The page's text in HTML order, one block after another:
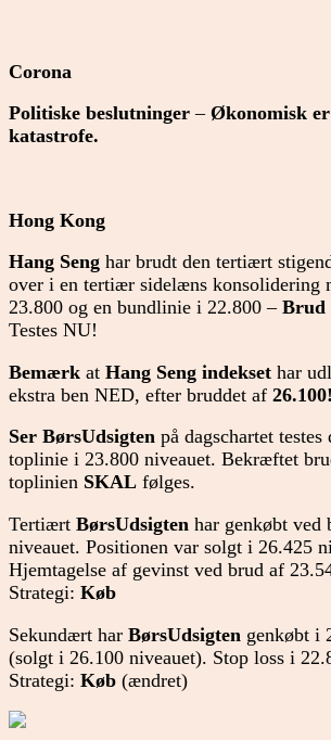
Corona
Politiske beslutninger – Økonomisk
katastrofe.
Hong Kong
Hang Seng har brudt den tertiært
over i en tertiær sidelæns konsolidering
23.800 og en bundlinie i 22.800 – Brud
Testes NU!
Bemærk at Hang Seng indekset har
ekstra ben NED, efter bruddet af 26.100!
Ser BørsUdsigten på dagschartet
toplinie i 23.800 niveauet. Bekræftet
toplinien SKAL følges.
Tertiært BørsUdsigten har genkøbt ved
niveauet. Positionen var solgt i 26.425
Hjemtagelse af gevinst ved brud af
Strategi: Køb
Sekundært har BørsUdsigten genkøbt i
(solgt i 26.100 niveauet). Stop loss i
Strategi: Køb (ændret)